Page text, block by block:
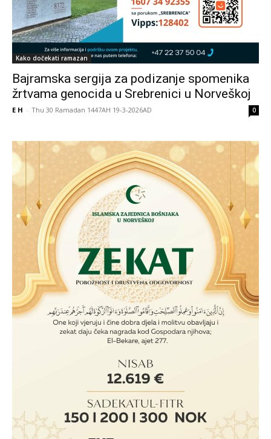
Kako dočekati ramazan
Bajramska sergija za podizanje spomenika
žrtvama genocida u Srebrenici u Norveškoj
E H - Thu 30 Ramadan 1447AH 19-3-2026AD 0